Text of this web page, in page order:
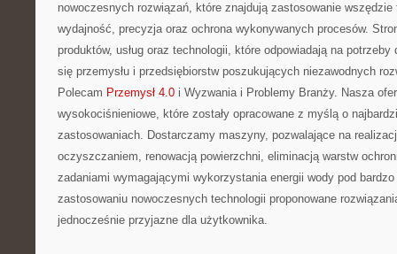
nowoczesnych rozwiązań, które znajdują zastosowanie
wydajność, precyzja oraz ochrona wykonywanych procesów.
produktów, usług oraz technologii, które odpowiadają na
się przemysłu i przedsiębiorstw poszukujących niezawodnych
Polecam Przemysł 4.0 i Wyzwania i Problemy Branży. Nasza
wysokociśnieniowe, które zostały opracowane z myślą o
zastosowaniach. Dostarczamy maszyny, pozwalające na
oczyszczaniem, renowacją powierzchni, eliminacją warstw
zadaniami wymagającymi wykorzystania energii wody pod
zastosowaniu nowoczesnych technologii proponowane
jednocześnie przyjazne dla użytkownika.